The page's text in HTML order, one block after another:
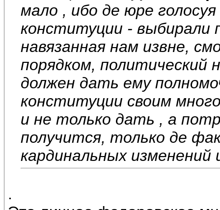
мало , ибо де юре
конституции - выбирали
навязанная нам извне,
порядком, политический
должен дать ему
конституции своим
и не только дать , а
получится, только де
кардинальных
.